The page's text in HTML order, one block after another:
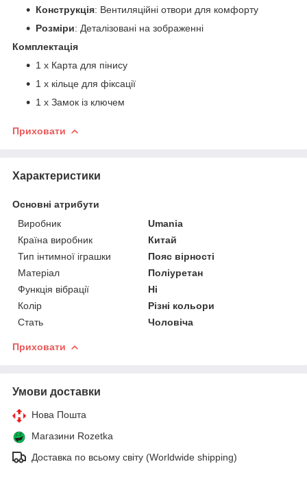
Конструкція: Вентиляційні отвори для комфорту
Розміри: Деталізовані на зображенні
Комплектація
1 х Карта для пінису
1 х кільце для фіксації
1 х Замок із ключем
Приховати
Характеристики
Основні атрибути
Виробник
Umania
Країна виробник
Китай
Тип інтимної іграшки
Пояс вірності
Матеріал
Поліуретан
Функція вібрації
Ні
Колір
Різні кольори
Стать
Чоловіча
Приховати
Умови доставки
Нова Пошта
Магазини Rozetka
Доставка по всьому світу (Worldwide shipping)